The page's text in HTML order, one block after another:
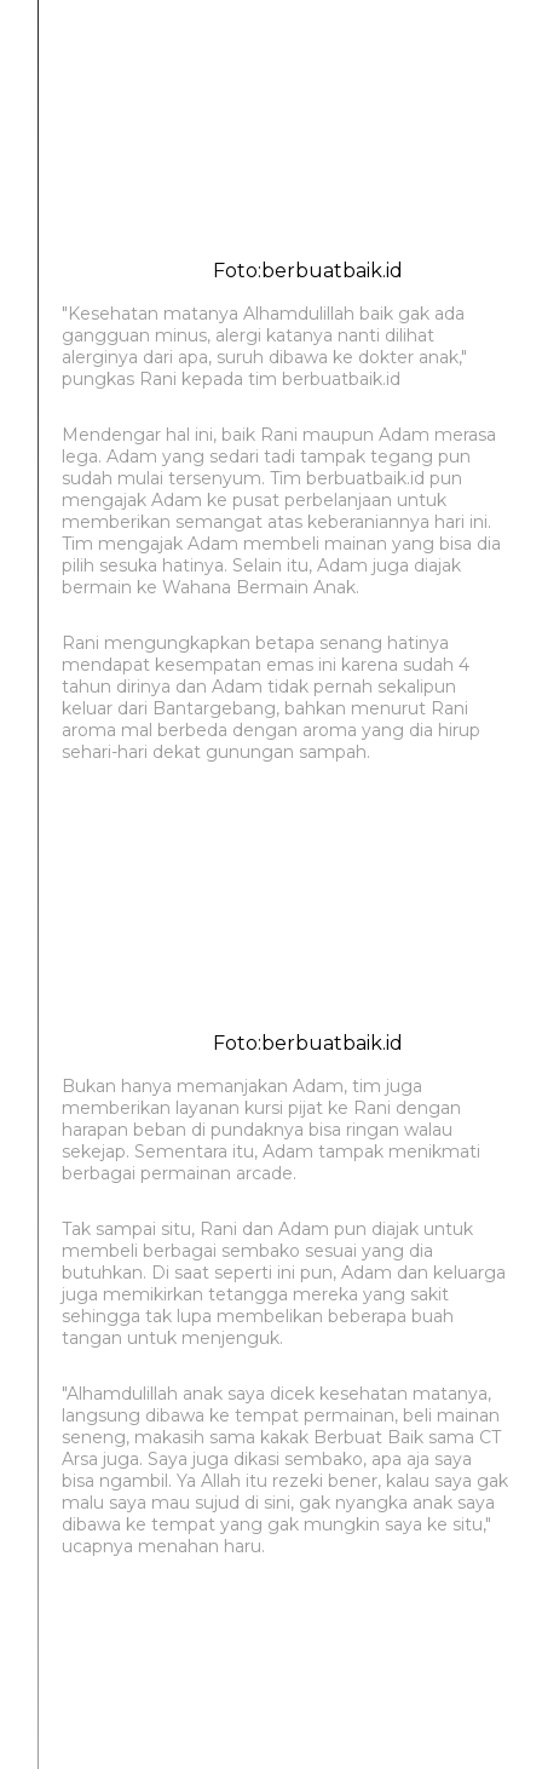
Foto:berbuatbaik.id
"Kesehatan matanya Alhamdulillah baik gak ada
gangguan minus, alergi katanya nanti dilihat
alerginya dari apa, suruh dibawa ke dokter anak,"
pungkas Rani kepada tim berbuatbaik.id
Mendengar hal ini, baik Rani maupun Adam merasa
lega. Adam yang sedari tadi tampak tegang pun
sudah mulai tersenyum. Tim berbuatbaik.id pun
mengajak Adam ke pusat perbelanjaan untuk
memberikan semangat atas keberaniannya hari ini.
Tim mengajak Adam membeli mainan yang bisa dia
pilih sesuka hatinya. Selain itu, Adam juga diajak
bermain ke Wahana Bermain Anak.
Rani mengungkapkan betapa senang hatinya
mendapat kesempatan emas ini karena sudah 4
tahun dirinya dan Adam tidak pernah sekalipun
keluar dari Bantargebang, bahkan menurut Rani
aroma mal berbeda dengan aroma yang dia hirup
sehari-hari dekat gunungan sampah.
Foto:berbuatbaik.id
Bukan hanya memanjakan Adam, tim juga
memberikan layanan kursi pijat ke Rani dengan
harapan beban di pundaknya bisa ringan walau
sekejap. Sementara itu, Adam tampak menikmati
berbagai permainan arcade.
Tak sampai situ, Rani dan Adam pun diajak untuk
membeli berbagai sembako sesuai yang dia
butuhkan. Di saat seperti ini pun, Adam dan keluarga
juga memikirkan tetangga mereka yang sakit
sehingga tak lupa membelikan beberapa buah
tangan untuk menjenguk.
"Alhamdulillah anak saya dicek kesehatan matanya,
langsung dibawa ke tempat permainan, beli mainan
seneng, makasih sama kakak Berbuat Baik sama CT
Arsa juga. Saya juga dikasi sembako, apa aja saya
bisa ngambil. Ya Allah itu rezeki bener, kalau saya gak
malu saya mau sujud di sini, gak nyangka anak saya
dibawa ke tempat yang gak mungkin saya ke situ,"
ucapnya menahan haru.